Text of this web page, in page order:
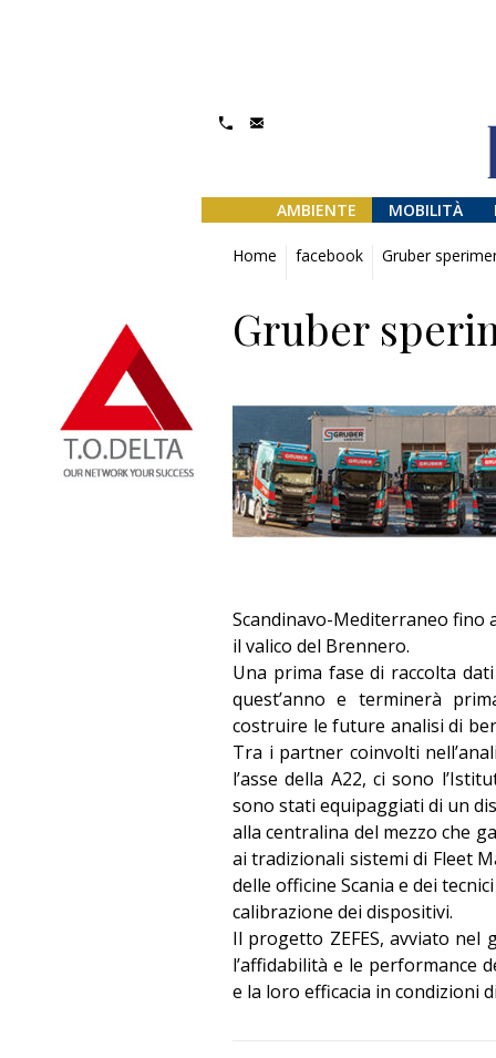
AMBIENTE MOBILITÀ
Home facebook Gruber
Gruber
Scandinavo-Mediterraneo fino
il valico del Brennero.
Una prima fase di raccolta
quest’anno e terminerà
costruire le future analisi di
Tra i partner coinvolti
l’asse della A22, ci sono
sono stati equipaggiati di un
alla centralina del mezzo che
ai tradizionali sistemi di Fleet
delle officine Scania e dei
calibrazione dei dispositivi.
Il progetto ZEFES, avviato nel
l’affidabilità e le performance
e la loro efficacia in condizioni